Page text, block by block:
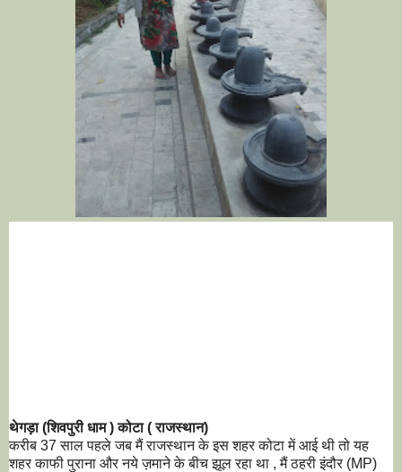
थेगड़ा (शिवपुरी धाम ) कोटा ( राजस्थान)
करीब 37 साल पहले जब मैं राजस्थान के इस शहर कोटा में आई थी तो यह
शहर काफी पुराना और नये ज़माने के बीच झूल रहा था , मैं ठहरी इंदौर (MP)